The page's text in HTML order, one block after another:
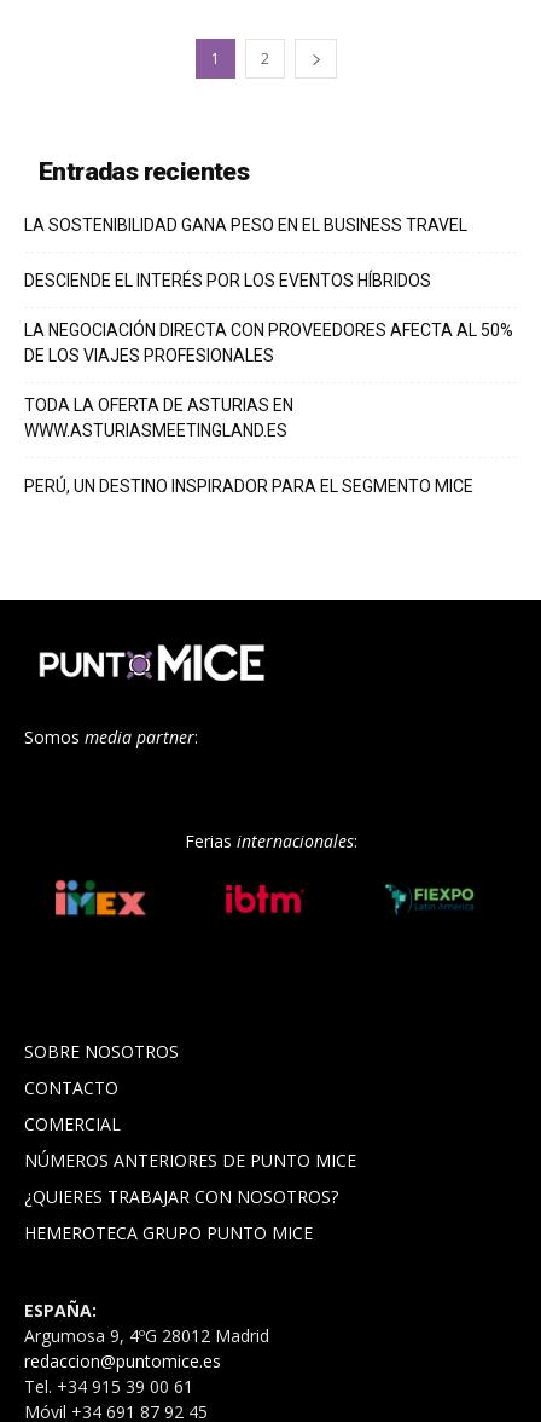
1 2
Entradas recientes
LA SOSTENIBILIDAD GANA PESO EN EL BUSINESS TRAVEL
DESCIENDE EL INTERÉS POR LOS EVENTOS HÍBRIDOS
LA NEGOCIACIÓN DIRECTA CON PROVEEDORES AFECTA AL 50%
DE LOS VIAJES PROFESIONALES
TODA LA OFERTA DE ASTURIAS EN
WWW.ASTURIASMEETINGLAND.ES
PERÚ, UN DESTINO INSPIRADOR PARA EL SEGMENTO MICE
Somos media partner:
Ferias internacionales:
SOBRE NOSOTROS
CONTACTO
COMERCIAL
NÚMEROS ANTERIORES DE PUNTO MICE
¿QUIERES TRABAJAR CON NOSOTROS?
HEMEROTECA GRUPO PUNTO MICE
ESPAÑA:
Argumosa 9, 4ºG 28012 Madrid
redaccion@puntomice.es
Tel. +34 915 39 00 61
Móvil +34 691 87 92 45